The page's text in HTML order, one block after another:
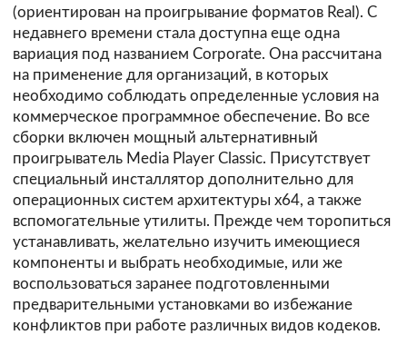
(ориентирован на проигрывание форматов Real). С
недавнего времени стала доступна еще одна
вариация под названием Corporate. Она рассчитана
на применение для организаций, в которых
необходимо соблюдать определенные условия на
коммерческое программное обеспечение. Во все
сборки включен мощный альтернативный
проигрыватель Media Player Classic. Присутствует
специальный инсталлятор дополнительно для
операционных систем архитектуры х64, а также
вспомогательные утилиты. Прежде чем торопиться
устанавливать, желательно изучить имеющиеся
компоненты и выбрать необходимые, или же
воспользоваться заранее подготовленными
предварительными установками во избежание
конфликтов при работе различных видов кодеков.